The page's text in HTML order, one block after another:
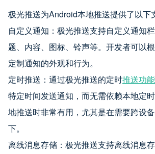
极光推送为Android本地推送提供了以下
自定义通知：极光推送支持自定义通知
题、内容、图标、铃声等。开发者可以
定制通知的外观和行为。
定时推送：通过极光推送的定时推送功能
特定时间发送通知，而无需依赖本地定
地推送时非常有用，尤其是在需要跨设
下。
离线消息存储：极光推送支持离线消息